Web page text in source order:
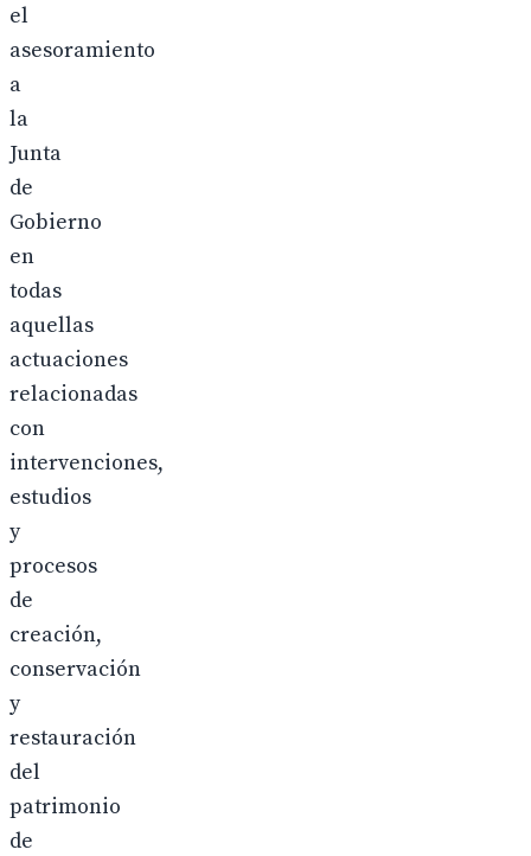
el
asesoramiento
a
la
Junta
de
Gobierno
en
todas
aquellas
actuaciones
relacionadas
con
intervenciones,
estudios
y
procesos
de
creación,
conservación
y
restauración
del
patrimonio
de